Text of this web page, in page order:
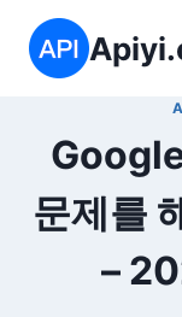
content
문제를
–